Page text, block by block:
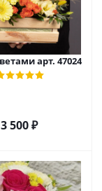
арт. 47024
3 500₽